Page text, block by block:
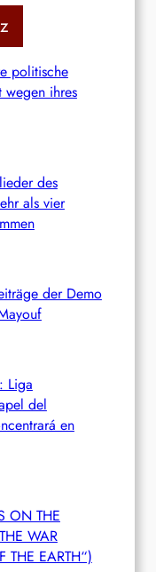
politische
wegen ihres
des
als vier
der Demo
Liga
del
en
ON THE
WAR
THE EARTH“)